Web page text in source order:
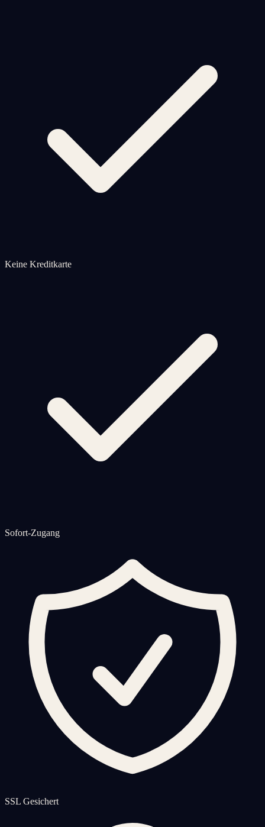
Keine Kreditkarte
Sofort-Zugang
SSL Gesichert